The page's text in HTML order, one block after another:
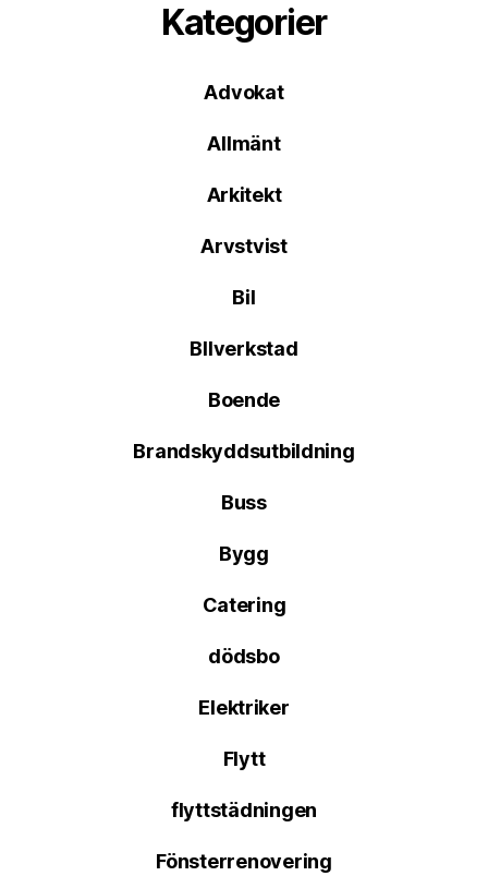
Kategorier
Advokat
Allmänt
Arkitekt
Arvstvist
Bil
BIlverkstad
Boende
Brandskyddsutbildning
Buss
Bygg
Catering
dödsbo
Elektriker
Flytt
flyttstädningen
Fönsterrenovering